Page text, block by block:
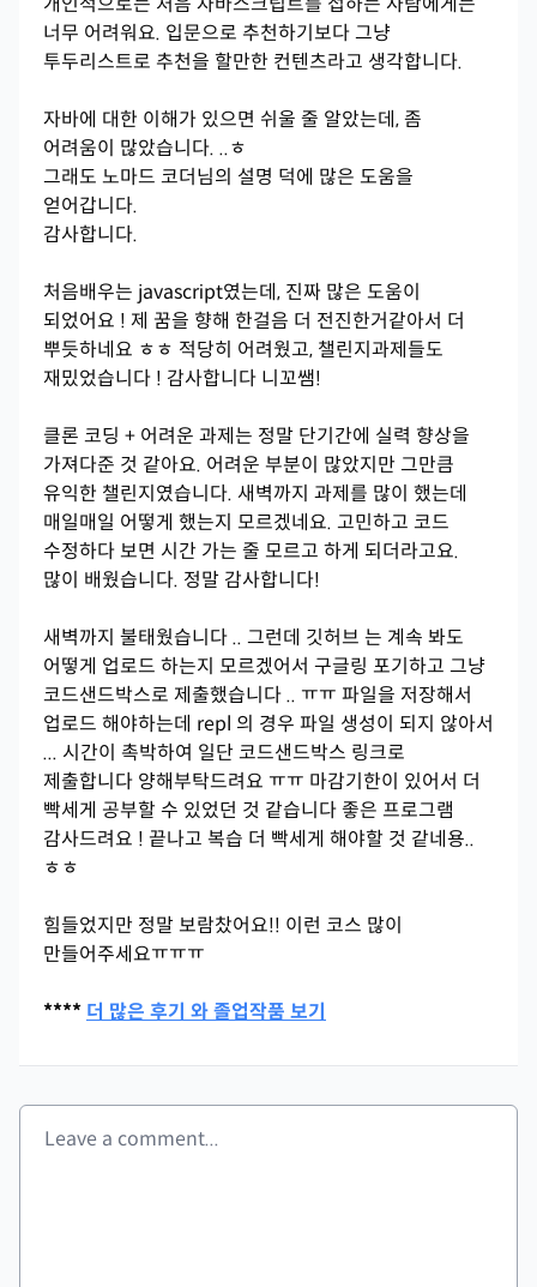
너무 어려워요. 입문으로 추천하기보다 그냥
투두리스트로 추천을 할만한 컨텐츠라고 생각합니다.
자바에 대한 이해가 있으면 쉬울 줄 알았는데, 좀
어려움이 많았습니다. ..ㅎ
그래도 노마드 코더님의 설명 덕에 많은 도움을
얻어갑니다.
감사합니다.
처음배우는 javascript였는데, 진짜 많은 도움이
되었어요 ! 제 꿈을 향해 한걸음 더 전진한거같아서 더
뿌듯하네요 ㅎㅎ 적당히 어려웠고, 챌린지과제들도
재밌었습니다 ! 감사합니다 니꼬쌤!
클론 코딩 + 어려운 과제는 정말 단기간에 실력 향상을
가져다준 것 같아요. 어려운 부분이 많았지만 그만큼
유익한 챌린지였습니다. 새벽까지 과제를 많이 했는데
매일매일 어떻게 했는지 모르겠네요. 고민하고 코드
수정하다 보면 시간 가는 줄 모르고 하게 되더라고요.
많이 배웠습니다. 정말 감사합니다!
새벽까지 불태웠습니다 .. 그런데 깃허브 는 계속 봐도
어떻게 업로드 하는지 모르겠어서 구글링 포기하고 그냥
코드샌드박스로 제출했습니다 .. ㅠㅠ 파일을 저장해서
업로드 해야하는데 repl 의 경우 파일 생성이 되지 않아서
... 시간이 촉박하여 일단 코드샌드박스 링크로
제출합니다 양해부탁드려요 ㅠㅠ 마감기한이 있어서 더
빡세게 공부할 수 있었던 것 같습니다 좋은 프로그램
감사드려요 ! 끝나고 복습 더 빡세게 해야할 것 같네용..
ㅎㅎ
힘들었지만 정말 보람찼어요!! 이런 코스 많이
만들어주세요ㅠㅠㅠ
**** 더 많은 후기 와 졸업작품 보기